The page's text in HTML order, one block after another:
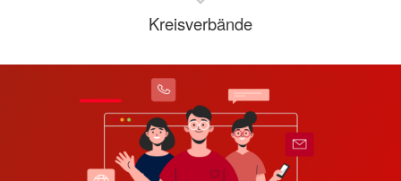
Kreisverbände